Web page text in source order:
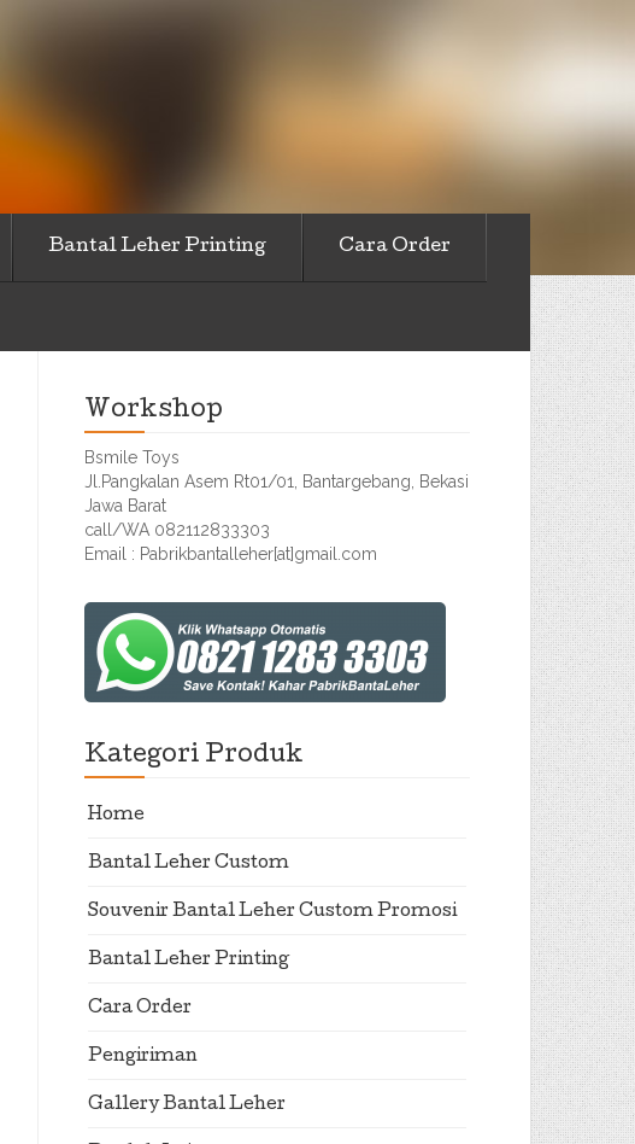
Bantal Leher Printing Cara Order
Workshop
Bsmile Toys
Jl.Pangkalan Asem Rt01/01, Bantargebang, Bekasi
Jawa Barat
call/WA 082112833303
Email : Pabrikbantalleher[at]gmail.com
Kategori Produk
Home
Bantal Leher Custom
Souvenir Bantal Leher Custom Promosi
Bantal Leher Printing
Cara Order
Pengiriman
Gallery Bantal Leher